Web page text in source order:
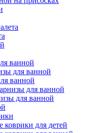
ванной
для ванной
ванной
для ванной
для ванной
коврики для детей